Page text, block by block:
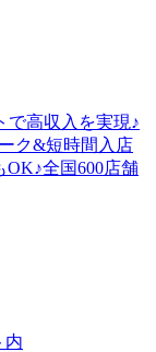
で高収入を実現♪
ク&短時間入店
全国600店舗
内